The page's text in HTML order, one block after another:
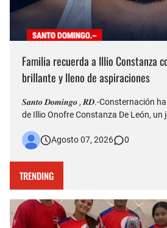
Familia recuerda a Illio Constanza
brillante y lleno de aspiraciones
𝑺𝒂𝒏𝒕𝒐 𝑫𝒐𝒎𝒊𝒏𝒈𝒐 , 𝑹𝑫.-Consternación
de Illio Onofre Constanza De León, un
quedó captado en videos que
Agosto 07, 2026 0
TRENDING